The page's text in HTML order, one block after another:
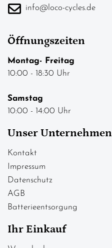
info@loco-cycles.de
Öffnungszeiten
Montag- Freitag
10:00 - 18:30 Uhr
Samstag
10:00 - 14:00 Uhr
Unser Unternehmen
Kontakt
Impressum
Datenschutz
AGB
Batterieentsorgung
Ihr Einkauf